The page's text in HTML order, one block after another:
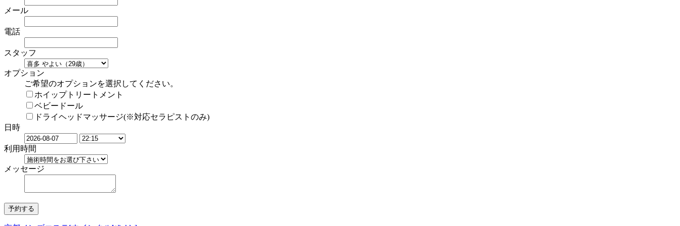
メール
電話
スタッフ
オプション
ご希望のオプションを選択してください。
ホイップトリートメント
ベビードール
ドライヘッドマッサージ(※対応セラピストのみ)
日時
利用時間
メッセージ